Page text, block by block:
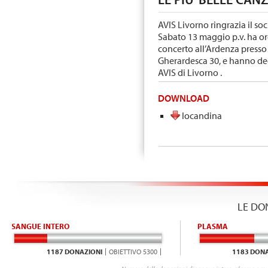
AVIS Livorno ringrazia il
Sabato 13 maggio p.v. ha
concerto all’Ardenza
Gherardesca 30, e hanno
AVIS di Livorno .
DOWNLOAD
locandina
LE
SANGUE INTERO
1187 DONAZIONI OBIETTIVO 5300
PLASMA
1183